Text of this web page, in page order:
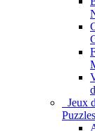
Jeux